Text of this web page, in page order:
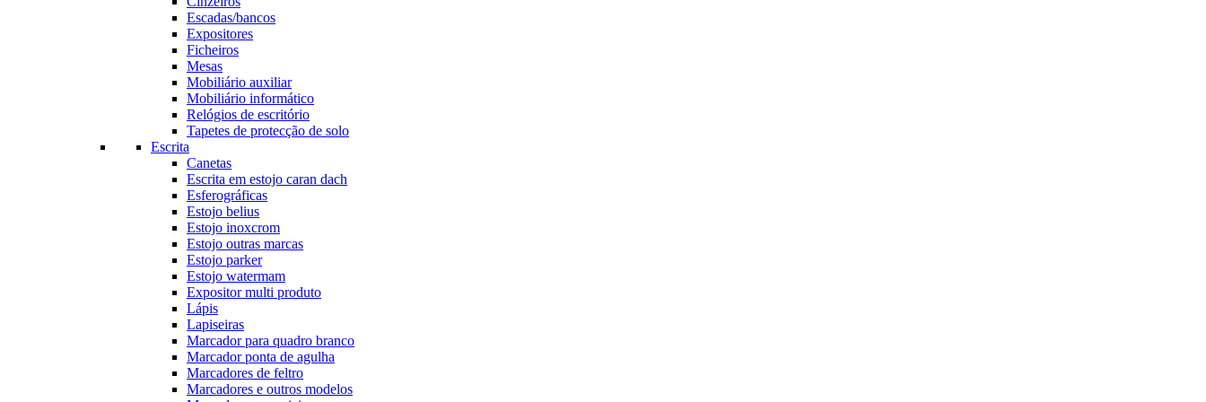
Escadas/bancos
Expositores
Ficheiros
Mesas
Mobiliário auxiliar
Mobiliário informático
Relógios de escritório
Tapetes de protecção de solo
Escrita
Canetas
Escrita em estojo caran dach
Esferográficas
Estojo belius
Estojo inoxcrom
Estojo outras marcas
Estojo parker
Estojo watermam
Expositor multi produto
Lápis
Lapiseiras
Marcador para quadro branco
Marcador ponta de agulha
Marcadores de feltro
Marcadores e outros modelos